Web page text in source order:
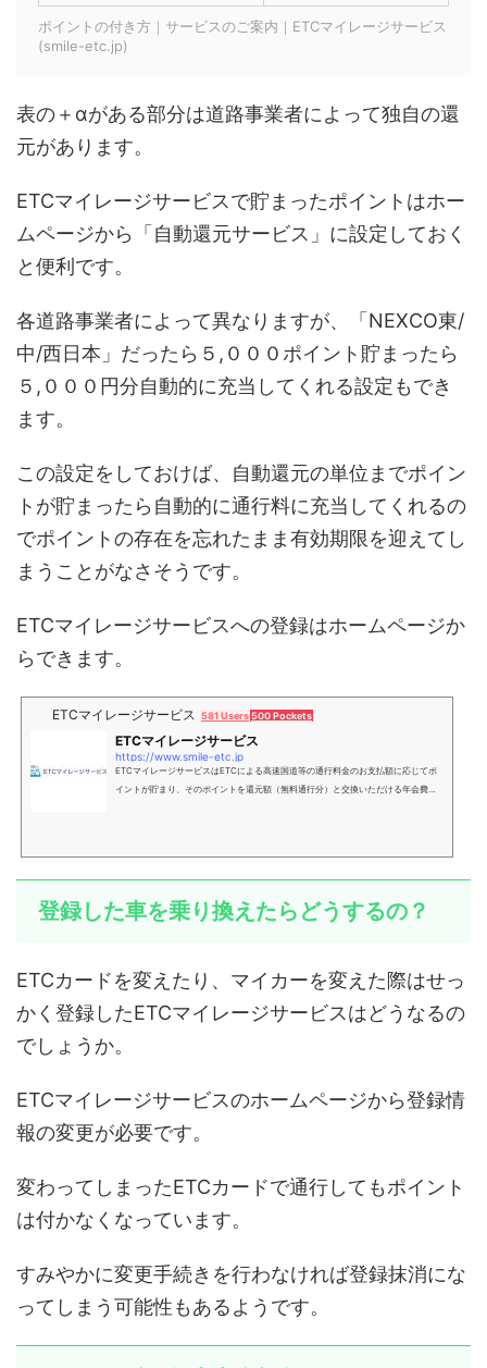
ポイントの付き方｜サービスのご案内｜ETCマイレージサービス
(smile-etc.jp)
表の＋αがある部分は道路事業者によって独自の還
元があります。
ETCマイレージサービスで貯まったポイントはホー
ムページから「自動還元サービス」に設定しておく
と便利です。
各道路事業者によって異なりますが、「NEXCO東/
中/西日本」だったら５,０００ポイント貯まったら
５,０００円分自動的に充当してくれる設定もでき
ます。
この設定をしておけば、自動還元の単位までポイン
トが貯まったら自動的に通行料に充当してくれるの
でポイントの存在を忘れたまま有効期限を迎えてし
まうことがなさそうです。
ETCマイレージサービスへの登録はホームページか
らできます。
ETCマイレージサービス 581 Users500 Pockets
ETCマイレージサービス
https://www.smile-etc.jp
ETCマイレージサービスはETCによる高速国道等の通行料金のお支払額に応じてポ
イントが貯まり、そのポイントを還元額（無料通行分）と交換いただける年会費無
登録した車を乗り換えたらどうするの？
ETCカードを変えたり、マイカーを変えた際はせっ
かく登録したETCマイレージサービスはどうなるの
でしょうか。
ETCマイレージサービスのホームページから登録情
報の変更が必要です。
変わってしまったETCカードで通行してもポイント
は付かなくなっています。
すみやかに変更手続きを行わなければ登録抹消にな
ってしまう可能性もあるようです。